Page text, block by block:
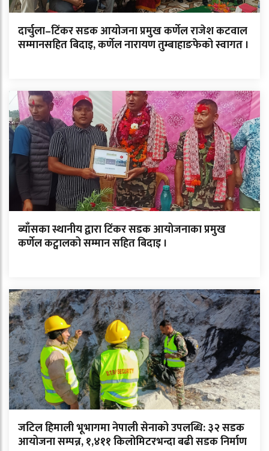
दार्चुला–टिंकर सडक आयोजना प्रमुख कर्णेल राजेश कटवाल
सम्मानसहित बिदाइ, कर्णेल नारायण तुम्बाहाङफेको स्वागत ।
ब्याँसका स्थानीय द्वारा टिंकर सडक आयोजनाका प्रमुख
कर्णेल कट्वालको सम्मान सहित बिदाइ ।
जटिल हिमाली भूभागमा नेपाली सेनाको उपलब्धि: ३२ सडक
आयोजना सम्पन्न, १,४११ किलोमिटरभन्दा बढी सडक निर्माण